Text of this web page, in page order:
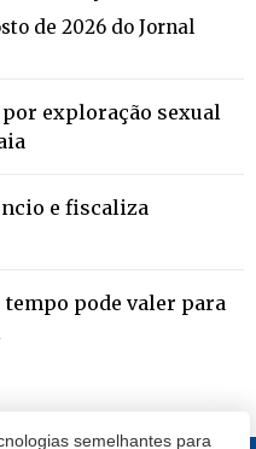
semelhantes para
de 2026 do Jornal
exploração sexual
e fiscaliza
pode valer para